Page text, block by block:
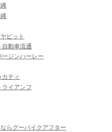
ピット
自動車流通
ジンハーレー
カティ
ライアンフ
らグーバイクアフター